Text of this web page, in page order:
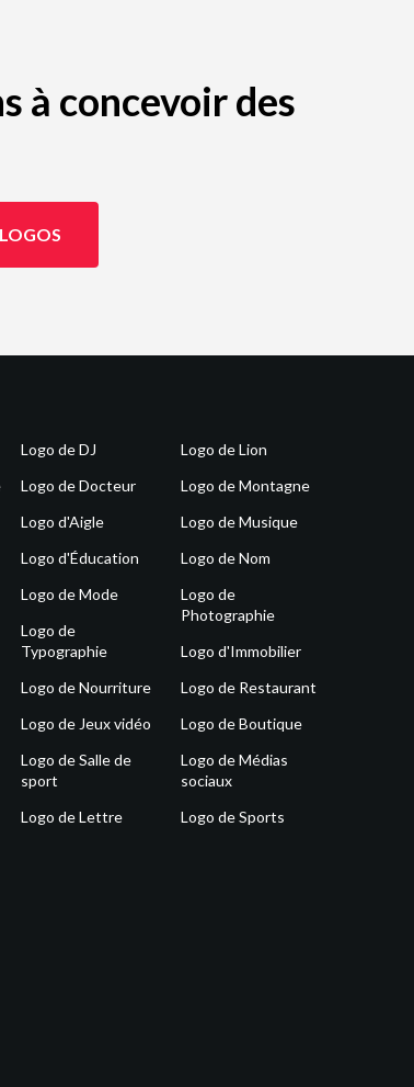
à concevoir des
Logo de DJ
Logo de Docteur
Logo d'Aigle
Logo d'Éducation
Logo de Mode
Logo de
Typographie
Logo de Nourriture
Logo de Jeux vidéo
Logo de Salle de
sport
Logo de Lettre
Logo de Lion
Logo de Montagne
Logo de Musique
Logo de Nom
Logo de
Photographie
Logo d'Immobilier
Logo de Restaurant
Logo de Boutique
Logo de Médias
sociaux
Logo de Sports